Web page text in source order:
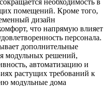
необходимость в
помещений. Кроме того,
дизайн
что напрямую влияет
персонала.
дополнительные
модульных решений,
автоматизацию и
растущих требований к
модульные дома